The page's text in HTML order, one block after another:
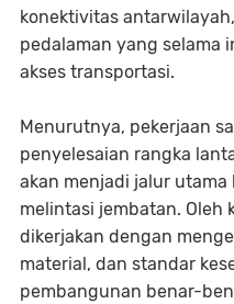
konektivitas
pedalaman yang selama
akses transportasi.
Menurutnya, pekerjaan
penyelesaian rangka
akan menjadi jalur
melintasi jembatan. Oleh
dikerjakan dengan
material, dan standar
pembangunan benar-